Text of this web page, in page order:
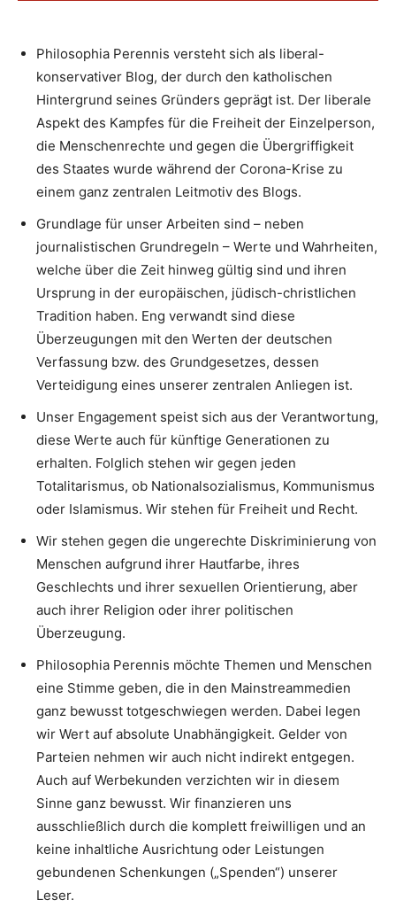
Philosophia Perennis versteht sich als liberal-
konservativer Blog, der durch den katholischen
Hintergrund seines Gründers geprägt ist. Der liberale
Aspekt des Kampfes für die Freiheit der Einzelperson,
die Menschenrechte und gegen die Übergriffigkeit
des Staates wurde während der Corona-Krise zu
einem ganz zentralen Leitmotiv des Blogs.
Grundlage für unser Arbeiten sind – neben
journalistischen Grundregeln – Werte und Wahrheiten,
welche über die Zeit hinweg gültig sind und ihren
Ursprung in der europäischen, jüdisch-christlichen
Tradition haben. Eng verwandt sind diese
Überzeugungen mit den Werten der deutschen
Verfassung bzw. des Grundgesetzes, dessen
Verteidigung eines unserer zentralen Anliegen ist.
Unser Engagement speist sich aus der Verantwortung,
diese Werte auch für künftige Generationen zu
erhalten. Folglich stehen wir gegen jeden
Totalitarismus, ob Nationalsozialismus, Kommunismus
oder Islamismus. Wir stehen für Freiheit und Recht.
Wir stehen gegen die ungerechte Diskriminierung von
Menschen aufgrund ihrer Hautfarbe, ihres
Geschlechts und ihrer sexuellen Orientierung, aber
auch ihrer Religion oder ihrer politischen
Überzeugung.
Philosophia Perennis möchte Themen und Menschen
eine Stimme geben, die in den Mainstreammedien
ganz bewusst totgeschwiegen werden. Dabei legen
wir Wert auf absolute Unabhängigkeit. Gelder von
Parteien nehmen wir auch nicht indirekt entgegen.
Auch auf Werbekunden verzichten wir in diesem
Sinne ganz bewusst. Wir finanzieren uns
ausschließlich durch die komplett freiwilligen und an
keine inhaltliche Ausrichtung oder Leistungen
gebundenen Schenkungen („Spenden“) unserer
Leser.